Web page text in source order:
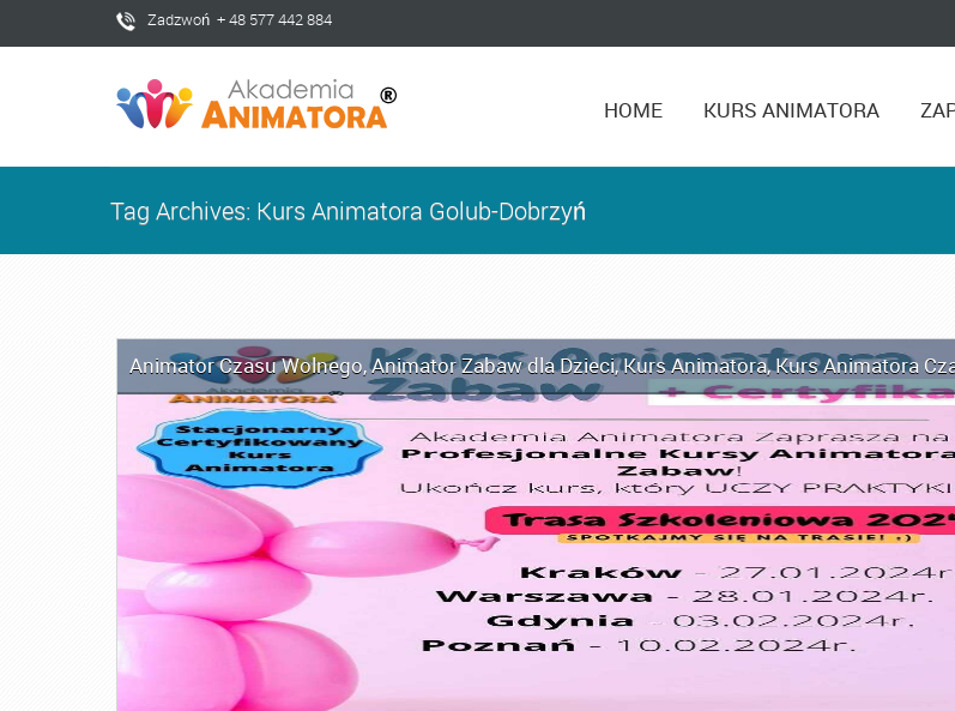
Zadzwoń + 48 577 442 884
HOME KURS ANIMATORA
Tag Archives: Kurs Animatora Golub-Dobrzyń
Animator Czasu Wolnego,Animator Zabaw dla Dzieci,Kurs Animatora,Kurs Animatora